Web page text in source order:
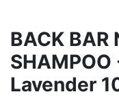
BACK BAR
Lavender